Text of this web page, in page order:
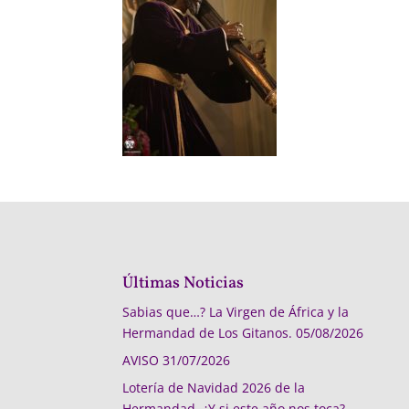
Últimas Noticias
Sabias que…? La Virgen de África y la
Hermandad de Los Gitanos. 05/08/2026
AVISO 31/07/2026
Lotería de Navidad 2026 de la